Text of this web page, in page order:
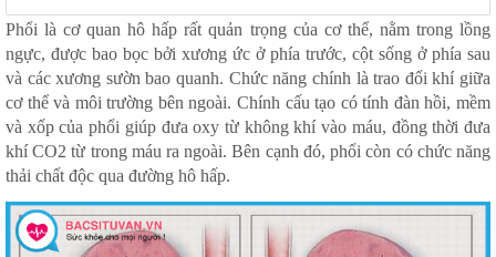
Phổi là cơ quan hô hấp rất quản trọng của cơ thể, nằm trong lồng
ngực, được bao bọc bởi xương ức ở phía trước, cột sống ở phía sau
và các xương sườn bao quanh. Chức năng chính là trao đổi khí giữa
cơ thể và môi trường bên ngoài. Chính cấu tạo có tính đàn hồi, mềm
và xốp của phổi giúp đưa oxy từ không khí vào máu, đồng thời đưa
khí CO2 từ trong máu ra ngoài. Bên cạnh đó, phổi còn có chức năng
thải chất độc qua đường hô hấp.